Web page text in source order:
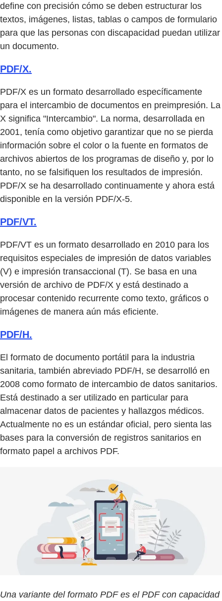
define con precisión cómo se deben estructurar los
textos, imágenes, listas, tablas o campos de formulario
para que las personas con discapacidad puedan utilizar
un documento.
PDF/X.
PDF/X es un formato desarrollado específicamente
para el intercambio de documentos en preimpresión. La
X significa "Intercambio". La norma, desarrollada en
2001, tenía como objetivo garantizar que no se pierda
información sobre el color o la fuente en formatos de
archivos abiertos de los programas de diseño y, por lo
tanto, no se falsifiquen los resultados de impresión.
PDF/X se ha desarrollado continuamente y ahora está
disponible en la versión PDF/X-5.
PDF/VT.
PDF/VT es un formato desarrollado en 2010 para los
requisitos especiales de impresión de datos variables
(V) e impresión transaccional (T). Se basa en una
versión de archivo de PDF/X y está destinado a
procesar contenido recurrente como texto, gráficos o
imágenes de manera aún más eficiente.
PDF/H.
El formato de documento portátil para la industria
sanitaria, también abreviado PDF/H, se desarrolló en
2008 como formato de intercambio de datos sanitarios.
Está destinado a ser utilizado en particular para
almacenar datos de pacientes y hallazgos médicos.
Actualmente no es un estándar oficial, pero sienta las
bases para la conversión de registros sanitarios en
formato papel a archivos PDF.
Una variante del formato PDF es el PDF con capacidad